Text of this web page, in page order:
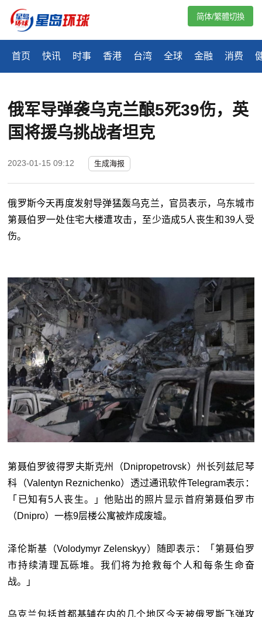
首页 快讯 时事 香港 台湾 全球 金融 消费
简体/繁體切換
俄军导弹袭乌克兰酿5死39伤，英
国将援乌挑战者坦克
2023-01-15 09:12 生成海报
俄罗斯今天再度发射导弹猛轰乌克兰，官员表示，乌东城市
第聂伯罗一处住宅大楼遭攻击，至少造成5人丧生和39人受
伤。
第聂伯罗彼得罗夫斯克州（Dnipropetrovsk）州长列兹尼琴
科（Valentyn Reznichenko）透过通讯软件Telegram表示：
「已知有5人丧生。」他贴出的照片显示首府第聂伯罗市
（Dnipro）一栋9层楼公寓被炸成废墟。
泽伦斯基（Volodymyr Zelenskyy）随即表示：「第聂伯罗
市持续清理瓦砾堆。我们将为抢救每个人和每条生命奋
战。」
乌克兰包括首都基辅在内的几个地区今天被俄罗斯飞弹攻